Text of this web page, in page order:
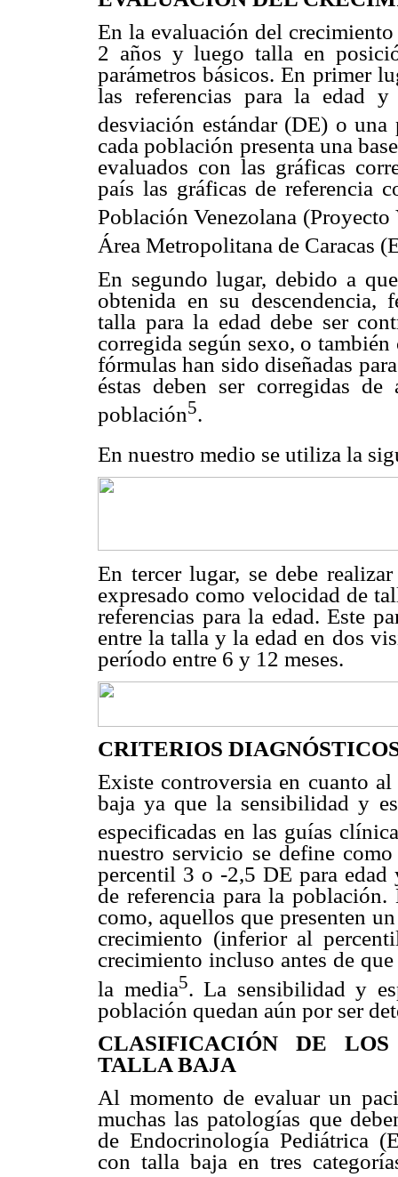
En la evaluación del
2 años y luego talla en
parámetros básicos. En primer
las referencias para la edad
desviación estándar (DE) o
cada población presenta una
evaluados con las gráficas
país las gráficas de referencia
Población Venezolana (Proyecto
Área Metropolitana de Caracas
En segundo lugar, debido a
obtenida en su descendencia,
talla para la edad debe ser
corregida según sexo, o
fórmulas han sido diseñadas
éstas deben ser corregidas
población5.
En nuestro medio se utiliza la
En tercer lugar, se debe
expresado como velocidad de
referencias para la edad. Este
entre la talla y la edad en dos
período entre 6 y 12 meses.
CRITERIOS
Existe controversia en cuanto
baja ya que la sensibilidad y
especificadas en las guías
nuestro servicio se define
percentil 3 o -2,5 DE para edad
de referencia para la población.
como, aquellos que presenten
crecimiento (inferior al
crecimiento incluso antes de
la media5. La sensibilidad y
población quedan aún por ser
CLASIFICACIÓN DE LOS
TALLA BAJA
Al momento de evaluar un
muchas las patologías que
de Endocrinología Pediátrica
con talla baja en tres